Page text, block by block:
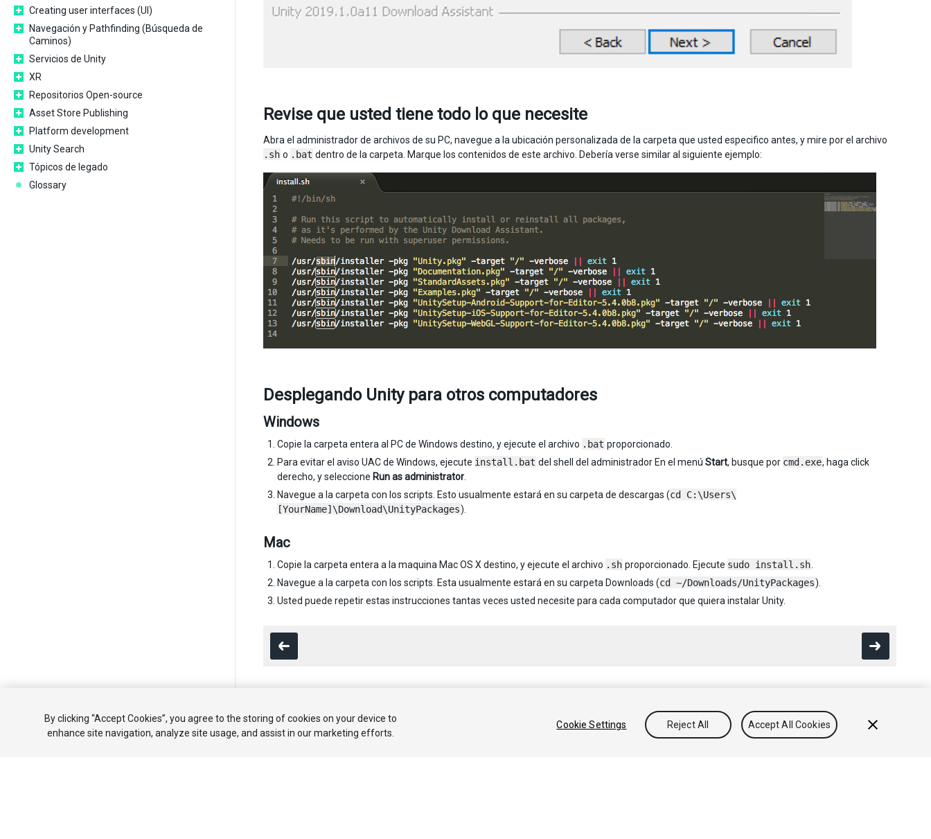
Creating user interfaces (UI)
Navegación y Pathfinding (Búsqueda de
Caminos)
Servicios de Unity
XR
Repositorios Open-source
Asset Store Publishing
Platform development
Unity Search
Tópicos de legado
Glossary
Revise que usted tiene todo lo que necesite
Abra el administrador de archivos de su PC, navegue a la ubicación personalizada de la carpeta que usted especifico antes, y mire por el archivo
.sh o .bat dentro de la carpeta. Marque los contenidos de este archivo. Debería verse similar al siguiente ejemplo:
Desplegando Unity para otros computadores
Windows
Copie la carpeta entera al PC de Windows destino, y ejecute el archivo .bat proporcionado.
Para evitar el aviso UAC de Windows, ejecute install.bat del shell del administrador En el menú Start, busque por cmd.exe, haga click
derecho, y seleccione Run as administrator
Navegue a la carpeta con los scripts. Esto usualmente estará en su carpeta de descargas (cd C:\Users\
[YourName]\Download\UnityPackages).
Mac
Copie la carpeta entera a la maquina Mac OS X destino, y ejecute el archivo .sh proporcionado. Ejecute sudo install.sh
Navegue a la carpeta con los scripts. Esta usualmente estará en su carpeta Downloads (cd ~/Downloads/UnityPackages).
Usted puede repetir estas instrucciones tantas veces usted necesite para cada computador que quiera instalar Unity.
Copyright © 2020 Unity Technologies. Publication 2021.1
By clicking “Accept Cookies”, you agree to the storing of cookies on your device to
enhance site navigation, analyze site usage, and assist in our marketing efforts.
Cookie Settings Reject All Accept All Cookies